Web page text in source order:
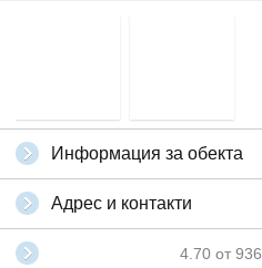
Информация за обекта
Адрес и контакти
4.70 от 936